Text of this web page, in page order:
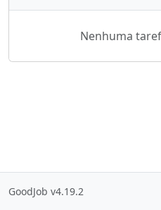
Nenhuma
GoodJob v4.19.2